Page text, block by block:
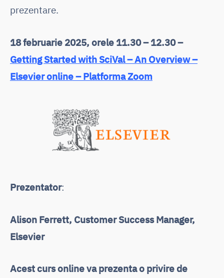
prezentare.
18 februarie 2025, orele 11.30 – 12.30 –
Getting Started with SciVal – An Overview –
Elsevier online – Platforma Zoom
Prezentator:
Alison Ferrett, Customer Success Manager,
Elsevier
Acest curs online va prezenta o privire de